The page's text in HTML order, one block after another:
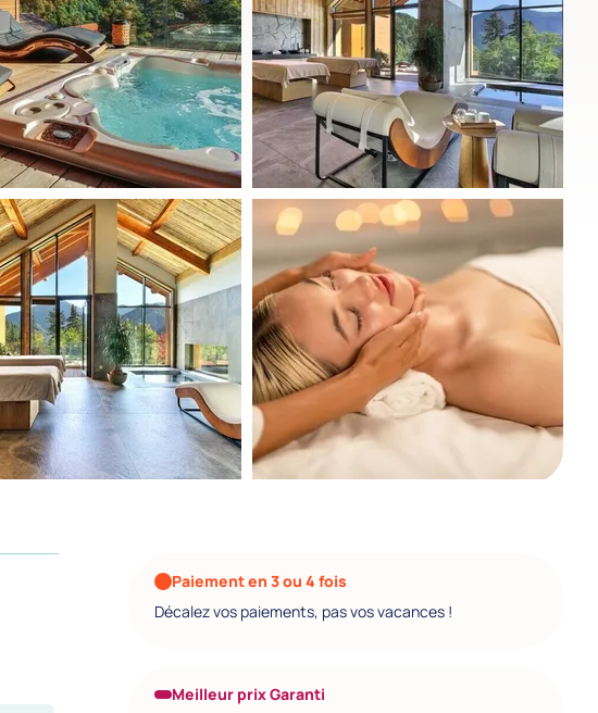
Paiement en 3 ou 4 fois
Décalez vos paiements, pas vos vacances !
Meilleur prix Garanti